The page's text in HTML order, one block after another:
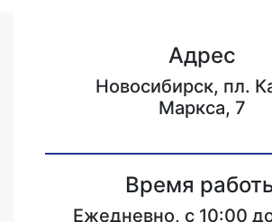
Адрес
Новосибирск, пл.
Маркса, 7
Время
Ежедневно, с 10:00